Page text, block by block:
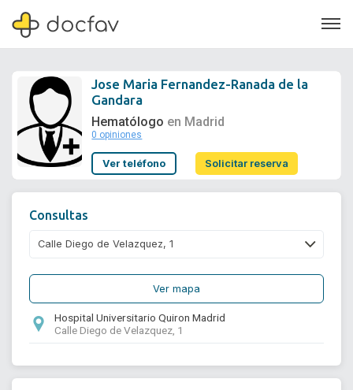
Quiénes somos
Jose Maria Fernandez-Ranada de la
Gandara
Hematólogo en Madrid
0 opiniones
Ver teléfono Solicitar reserva
Consultas
Ver mapa
Hospital Universitario Quiron Madrid
Calle Diego de Velazquez, 1